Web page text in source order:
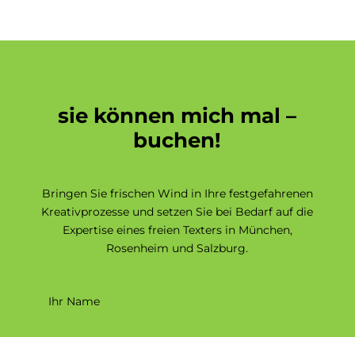
sie können mich mal –
buchen!
Bringen Sie frischen Wind in Ihre festgefahrenen
Kreativprozesse und setzen Sie bei Bedarf auf die
Expertise eines freien Texters in München,
Rosenheim und Salzburg.